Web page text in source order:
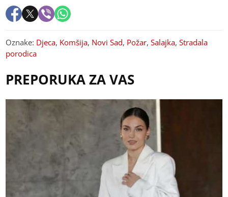
Oznake: Djeca, Komšija, Novi Sad, Požar,Salajka,Stradala
porodica
PREPORUKA ZA VAS